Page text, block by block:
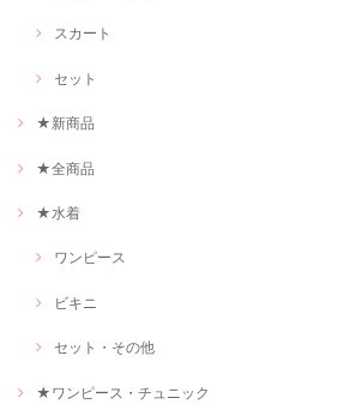
スカート
セット
★新商品
★全商品
★水着
ワンピース
ビキニ
セット・その他
★ワンピース・チュニック